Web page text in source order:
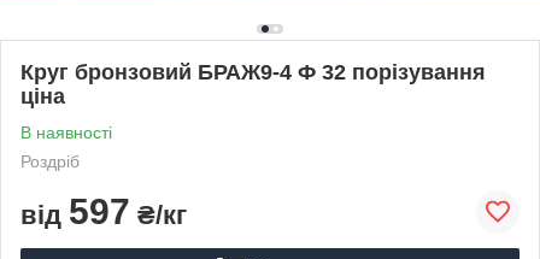
Круг бронзовий БРАЖ9-4 Ф 32 порізування
ціна
В наявності
Роздріб
від 597 ₴/кг